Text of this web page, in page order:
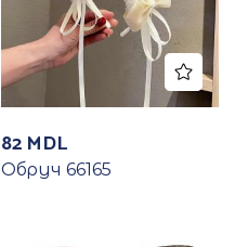
82 MDL
Обруч 66165